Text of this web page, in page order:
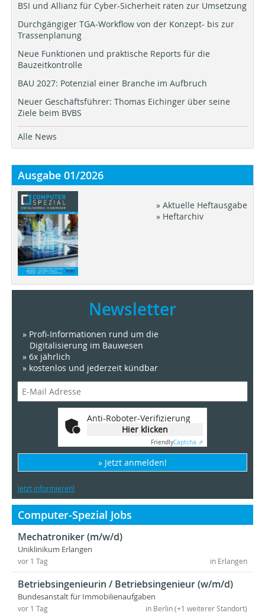
BSI und Allianz für Cyber-Sicherheit raten zur Umsetzung
Durchgängiger TGA-Workflow von der Konzept- bis zur
Trassenplanung
Neue Funktionen und praktische Reports für die
Bauzeitkontrolle
BAU 2027: Potenzial einer Branche im Aufbruch
Neuer Geschäftsführer: Thomas Eichinger über seine
Ziele beim BVBS
Alle News
Ausgabe 01/2026
» Aktuelle Heftausgabe
» Heftarchiv
Newsletter
» Profi-Informationen rund um die
Digitalisierung im Bauwesen
» 6x jährlich
» kostenlos und jederzeit kündbar
Anti-Roboter-Verifizierung
Hier klicken
FriendlyCaptcha ⇗
» Jetzt anmelden!
Jetzt informieren!
Computer-Spezial Jobs
Mechatroniker (m/w/d)
Uniklinikum Erlangen
in Erlangen
vor 1 Tag
Betriebsingenieurin / Betriebsingenieur (w/m/d)
Bundesanstalt für Immobilienaufgaben
in Berlin (+1 weiterer Standort)
vor 1 Tag